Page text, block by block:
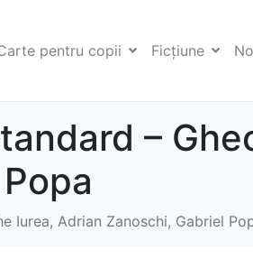
pentru copii Ficţiune
–
Iurea, Adrian Zanoschi, Gabriel